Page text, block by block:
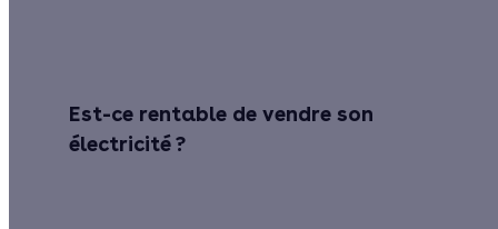
Est-ce rentable de vendre son
électricité ?